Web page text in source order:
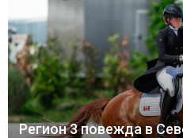
Регион 3 повежда в